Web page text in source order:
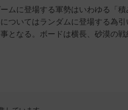
ムに登場する軍勢はいわゆる「
ついてはランダムに登場する為
となる。ボードは横長、砂漠の戦